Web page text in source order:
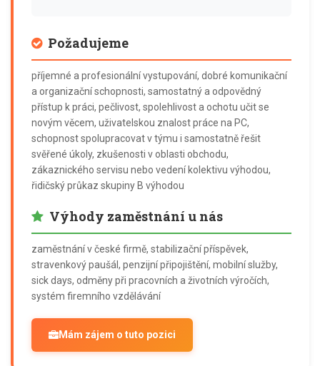
Požadujeme
příjemné a profesionální vystupování, dobré komunikační
a organizační schopnosti, samostatný a odpovědný
přístup k práci, pečlivost, spolehlivost a ochotu učit se
novým věcem, uživatelskou znalost práce na PC,
schopnost spolupracovat v týmu i samostatně řešit
svěřené úkoly, zkušenosti v oblasti obchodu,
zákaznického servisu nebo vedení kolektivu výhodou,
řidičský průkaz skupiny B výhodou
Výhody zaměstnání u nás
zaměstnání v české firmě, stabilizační příspěvek,
stravenkový paušál, penzijní připojištění, mobilní služby,
sick days, odměny při pracovních a životních výročích,
systém firemního vzdělávání
Mám zájem o tuto pozici